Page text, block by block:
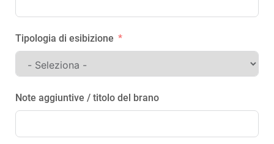
Tipologia di esibizione
Note aggiuntive / titolo del brano